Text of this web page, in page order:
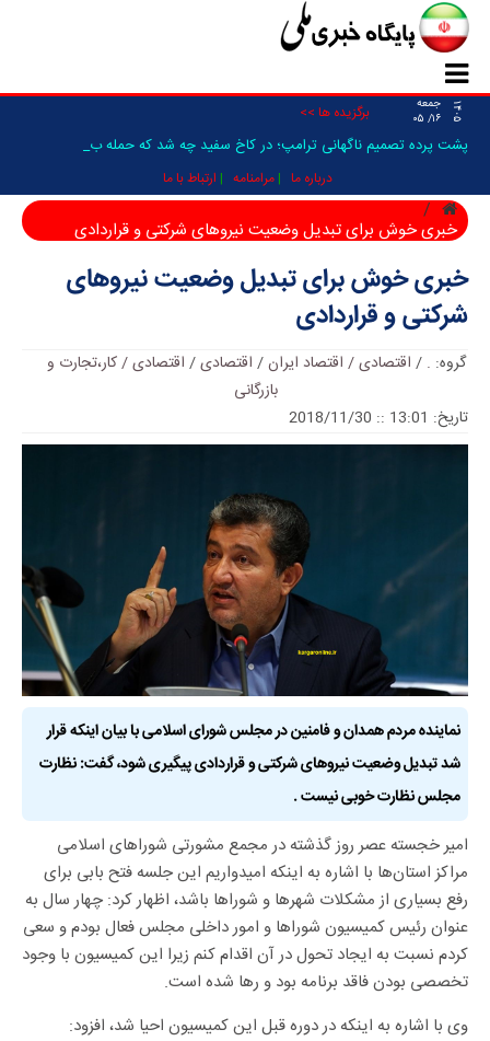
۱۴۰۵
جمعه
۱۶/ ۰۵
برگزیده ها >>
پشت پرده تصمیم ناگهانی ترامپ؛ در کاخ سفید چه شد که حمله به ایر _
درباره ما مرامنامه ارتباط با ما
خبری خوش برای تبدیل وضعیت نیروهای شرکتی و قراردادی
خبری خوش برای تبدیل وضعیت نیروهای
شرکتی و قراردادی
گروه: .
/ اقتصادی / اقتصاد ایران/ اقتصادی/ اقتصادی / کار،تجارت و
بازرگانی
تاریخ: 13:01 :: 2018/11/30
نماینده مردم همدان و فامنین در مجلس شورای اسلامی با بیان اینکه قرار
شد تبدیل وضعیت نیروهای شرکتی و قراردادی پیگیری شود، گفت: نظارت
مجلس نظارت خوبی نیست .
امیر خجسته عصر روز گذشته در مجمع مشورتی شوراهای اسلامی
مراکز استان‌ها با اشاره به اینکه امیدواریم این جلسه فتح بابی برای
رفع بسیاری از مشکلات شهر‌ها و شوراها باشد، اظهار کرد: چهار سال به
عنوان رئیس کمیسیون شوراها و امور داخلی مجلس فعال بودم و سعی
کردم نسبت به ایجاد تحول در آن اقدام کنم زیرا این کمیسیون با وجود
تخصصی‌ بودن فاقد برنامه بود و رها شده است.
وی با اشاره به اینکه در دوره قبل این کمیسیون احیا شد، افزود: